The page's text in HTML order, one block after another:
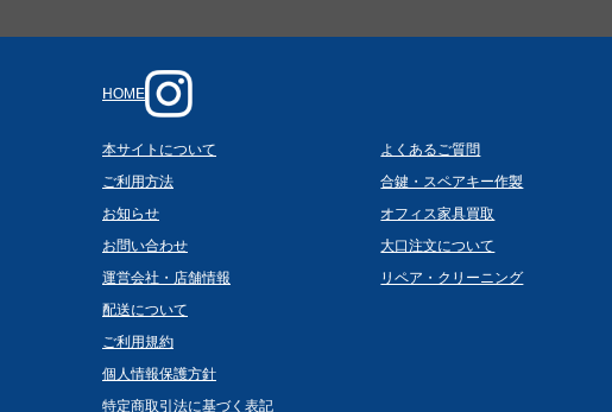
HOME
本サイトについて
ご利用方法
お知らせ
お問い合わせ
運営会社・店舗情報
配送について
ご利用規約
個人情報保護方針
特定商取引法に基づく表記
よくあるご質問
合鍵・スペアキー作製
オフィス家具買取
大口注文について
リペア・クリーニング